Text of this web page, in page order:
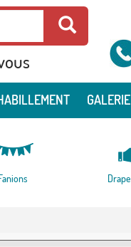
GALERIE